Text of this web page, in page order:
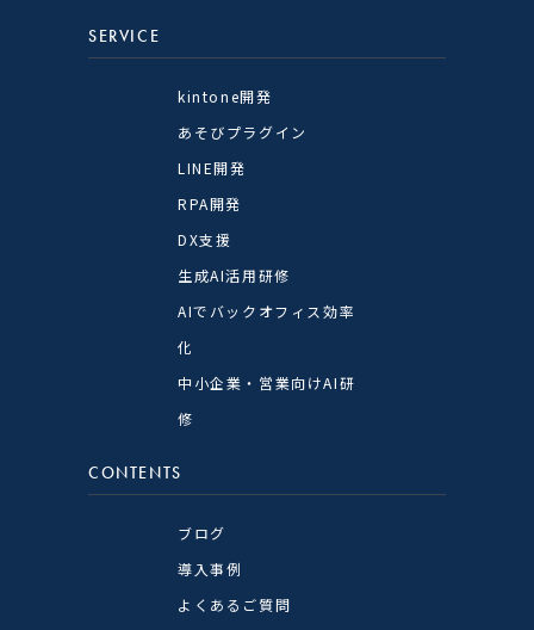
SERVICE
kintone開発
あそびプラグイン
LINE開発
RPA開発
DX支援
生成AI活用研修
AIでバックオフィス効率
化
中小企業・営業向けAI研
修
CONTENTS
ブログ
導入事例
よくあるご質問